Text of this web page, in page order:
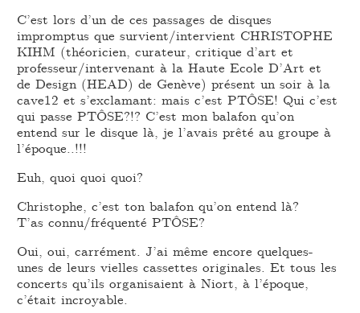
C’est lors d’un de ces passages de disques
impromptus que survient/intervient CHRISTOPHE
KIHM (théoricien, curateur, critique d’art et
professeur/intervenant à la Haute Ecole D’Art et
de Design (HEAD) de Genève) présent un soir à la
cave12 et s’exclamant: mais c’est PTÔSE! Qui c’est
qui passe PTÔSE?!? C’est mon balafon qu’on
entend sur le disque là, je l’avais prêté au groupe à
l’époque..!!!
Euh, quoi quoi quoi?
Christophe, c’est ton balafon qu’on entend là?
T’as connu/fréquenté PTÔSE?
Oui, oui, carrément. J’ai même encore quelques-
unes de leurs vielles cassettes originales. Et tous les
concerts qu’ils organisaient à Niort, à l’époque,
c’était incroyable.